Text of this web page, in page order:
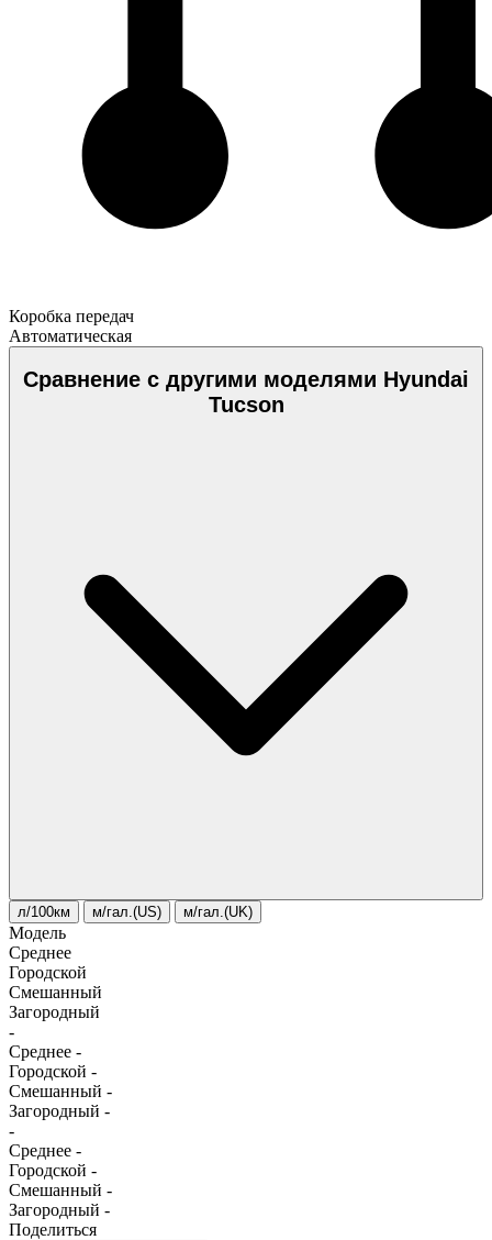
Коробка передач
Автоматическая
Сравнение с другими моделями Hyundai
Tucson
л/100км м/гал.(US) м/гал.(UK)
Модель
Среднее
Городской
Смешанный
Загородный
-
Среднее -
Городской -
Смешанный -
Загородный -
-
Среднее -
Городской -
Смешанный -
Загородный -
Поделиться